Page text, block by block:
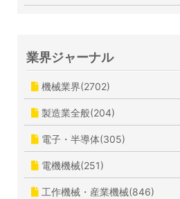
業界ジャーナル
機械業界(2702)
製造業全般(204)
電子・半導体(305)
電機機械(251)
工作機械・産業機械(846)